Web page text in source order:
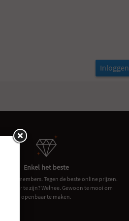
Inloggen
Enkel het beste
onze members. Tegen de beste online prijzen.
om waar te zijn? Welnee. Gewoon te mooi om
openbaar te maken.